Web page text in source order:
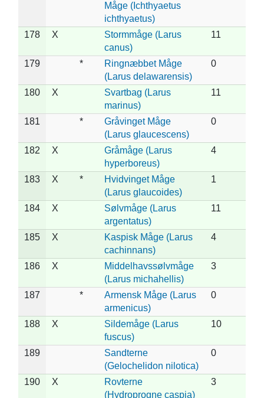
Måge (Ichthyaetus
ichthyaetus)
178 X
Stormmåge (Larus
canus)
11
179 *
Ringnæbbet Måge
(Larus delawarensis)
0
180 X
Svartbag (Larus
marinus)
11
181 *
Gråvinget Måge
(Larus glaucescens)
0
182 X
Gråmåge (Larus
hyperboreus)
4
183 X *
Hvidvinget Måge
(Larus glaucoides)
1
184 X
Sølvmåge (Larus
argentatus)
11
185 X
Kaspisk Måge (Larus
cachinnans)
4
186 X
Middelhavssølvmåge
(Larus michahellis)
3
187 *
Armensk Måge (Larus
armenicus)
0
188 X
Sildemåge (Larus
fuscus)
10
189
Sandterne
(Gelochelidon nilotica)
0
190 X
Rovterne
(Hydroprogne caspia)
3